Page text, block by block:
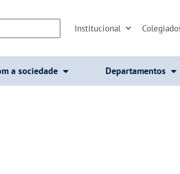
Institucional
a sociedade Departamentos